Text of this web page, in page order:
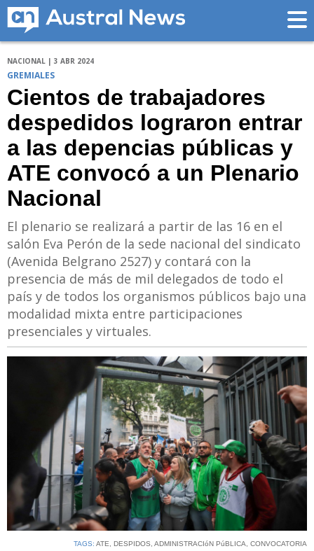
NACIONAL | 3 ABR 2024
GREMIALES
Cientos de trabajadores
despedidos lograron entrar
a las depencias públicas y
ATE convocó a un Plenario
Nacional
El plenario se realizará a partir de las 16 en el
salón Eva Perón de la sede nacional del sindicato
(Avenida Belgrano 2527) y contará con la
presencia de más de mil delegados de todo el
país y de todos los organismos públicos bajo una
modalidad mixta entre participaciones
presenciales y virtuales.
TAGS: ATE, DESPIDOS, ADMINISTRACIóN PúBLICA, CONVOCATORIA